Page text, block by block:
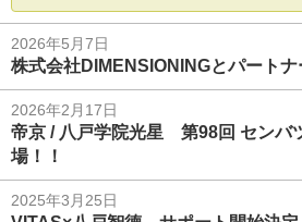
2026年5月7日
株式会社DIMENSIONINGとパート
2026年2月17日
帝京 / 八戸学院光星 第98回 セン
場！！
2025年3月25日